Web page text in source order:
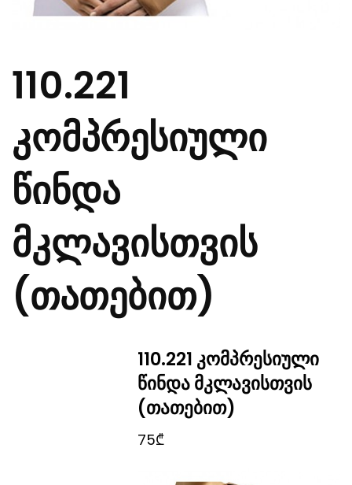
110.221
კომპრესიული
წინდა
მკლავისთვის
(თათებით)
110.221 კომპრესიული
წინდა მკლავისთვის
(თათებით)
75₾